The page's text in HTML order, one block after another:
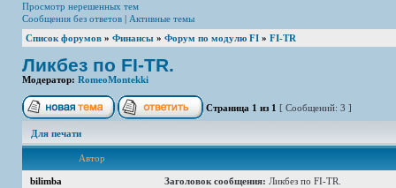
Просмотр нерешенных тем
Сообщения без ответов | Активные темы
Список форумов » Финансы » Форум по модулю FI » FI-TR
Ликбез по FI-TR.
Модератор: RomeoMontekki
Страница 1 из 1 [ Сообщений: 3 ]
Для печати
Автор
bilimba Заголовок сообщения: Ликбез по FI-TR.